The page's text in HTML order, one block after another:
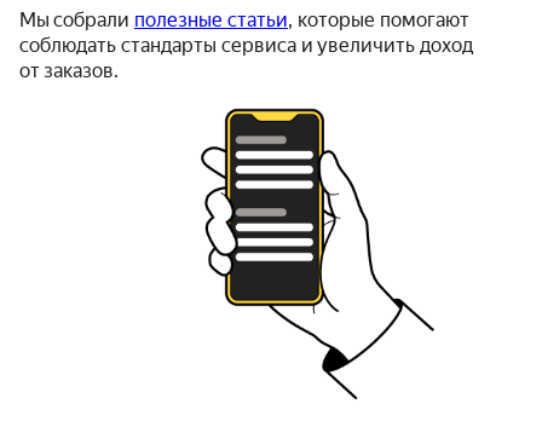
Мы собрали полезные статьи, которые помогают
соблюдать стандарты сервиса и увеличить доход
от заказов.